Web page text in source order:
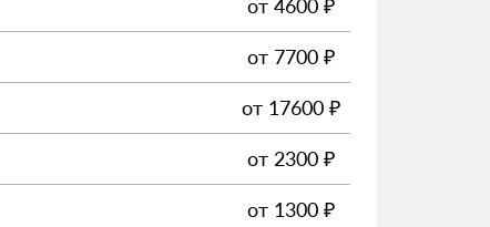
от 4600 ₽
от 7700 ₽
от 17600 ₽
от 2300 ₽
от 1300 ₽